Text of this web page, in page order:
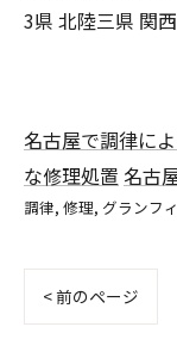
3県 北陸三県 関
名古屋で調律に
な修理処置 名古
調律 修理 グランフ
< 前のページ